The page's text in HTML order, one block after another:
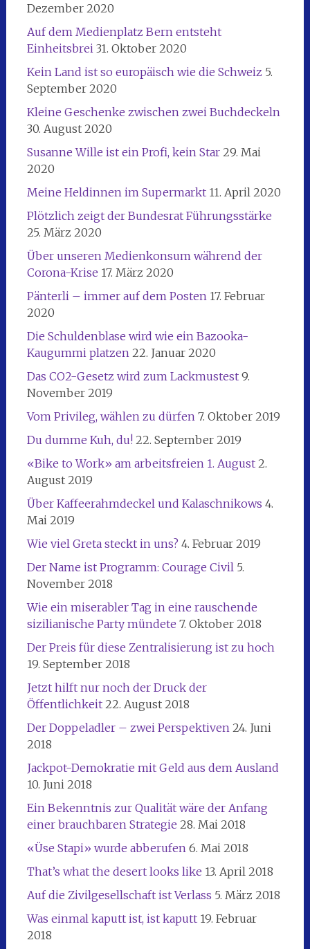
Dezember 2020
Auf dem Medienplatz Bern entsteht
Einheitsbrei 31. Oktober 2020
Kein Land ist so europäisch wie die Schweiz 5.
September 2020
Kleine Geschenke zwischen zwei Buchdeckeln
30. August 2020
Susanne Wille ist ein Profi, kein Star 29. Mai
2020
Meine Heldinnen im Supermarkt 11. April 2020
Plötzlich zeigt der Bundesrat Führungsstärke
25. März 2020
Über unseren Medienkonsum während der
Corona-Krise 17. März 2020
Pänterli – immer auf dem Posten 17. Februar
2020
Die Schuldenblase wird wie ein Bazooka-
Kaugummi platzen 22. Januar 2020
Das CO2-Gesetz wird zum Lackmustest 9.
November 2019
Vom Privileg, wählen zu dürfen 7. Oktober 2019
Du dumme Kuh, du! 22. September 2019
«Bike to Work» am arbeitsfreien 1. August 2.
August 2019
Über Kaffeerahmdeckel und Kalaschnikows 4.
Mai 2019
Wie viel Greta steckt in uns? 4. Februar 2019
Der Name ist Programm: Courage Civil 5.
November 2018
Wie ein miserabler Tag in eine rauschende
sizilianische Party mündete 7. Oktober 2018
Der Preis für diese Zentralisierung ist zu hoch
19. September 2018
Jetzt hilft nur noch der Druck der
Öffentlichkeit 22. August 2018
Der Doppeladler – zwei Perspektiven 24. Juni
2018
Jackpot-Demokratie mit Geld aus dem Ausland
10. Juni 2018
Ein Bekenntnis zur Qualität wäre der Anfang
einer brauchbaren Strategie 28. Mai 2018
«Üse Stapi» wurde abberufen 6. Mai 2018
That’s what the desert looks like 13. April 2018
Auf die Zivilgesellschaft ist Verlass 5. März 2018
Was einmal kaputt ist, ist kaputt 19. Februar
2018